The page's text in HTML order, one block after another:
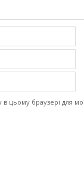
цьому браузері для